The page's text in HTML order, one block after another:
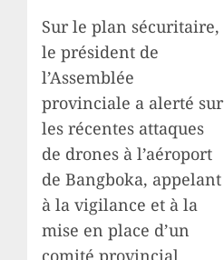
Sur le plan sécuritaire,
le président de
l’Assemblée
provinciale a alerté sur
les récentes attaques
de drones à l’aéroport
de Bangboka, appelant
à la vigilance et à la
mise en place d’un
comité provincial